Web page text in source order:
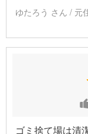
ゆたろう さん / 元
ゴミ捨て場は清